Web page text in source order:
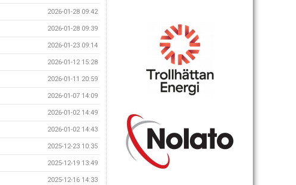
2026-01-28 09:42
2026-01-28 09:39
2026-01-23 09:14
2026-01-12 15:28
2026-01-11 20:59
2026-01-07 14:09
2026-01-02 14:49
2026-01-02 14:43
2025-12-23 10:35
2025-12-19 13:49
2025-12-16 14:33